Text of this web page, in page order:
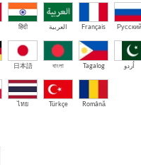
हिंदी العربية Français Русский
日本語 বাংলা Tagalog اُردو
ไทย Türkçe Română